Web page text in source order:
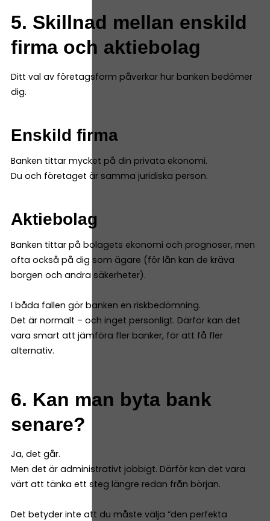
5. Skillnad mellan enskild
firma och aktiebolag
Ditt val av företagsform påverkar hur banken bedömer
dig.
Enskild firma
Banken tittar mycket på din privata ekonomi.
Du och företaget är samma juridiska person.
Aktiebolag
Banken tittar på bolagets ekonomi och prognoser, men
ofta också på dig som ägare (för lån kan de kräva
borgen och andra säkerheter).
I båda fallen gör banken en riskbedömning.
Det är normalt – och inget personligt. Därför kan det
vara smart att jämföra fler banker, för att få fler
alternativ.
6. Kan man byta bank
senare?
Ja, det går.
Men det är administrativt jobbigt. Därför kan det vara
värt att tänka ett steg längre redan från början.
Det betyder inte att du måste välja “den perfekta